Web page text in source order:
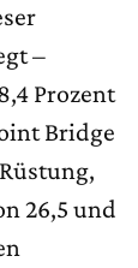
–
Prozent
Bridge
26,5 und